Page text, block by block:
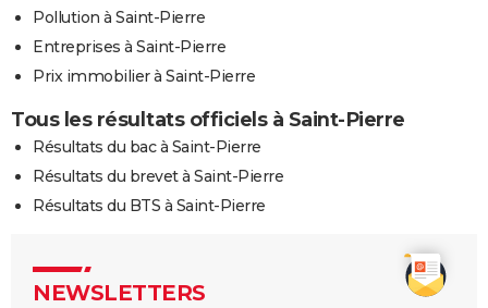
Pollution à Saint-Pierre
Entreprises à Saint-Pierre
Prix immobilier à Saint-Pierre
Tous les résultats officiels à Saint-Pierre
Résultats du bac à Saint-Pierre
Résultats du brevet à Saint-Pierre
Résultats du BTS à Saint-Pierre
NEWSLETTERS